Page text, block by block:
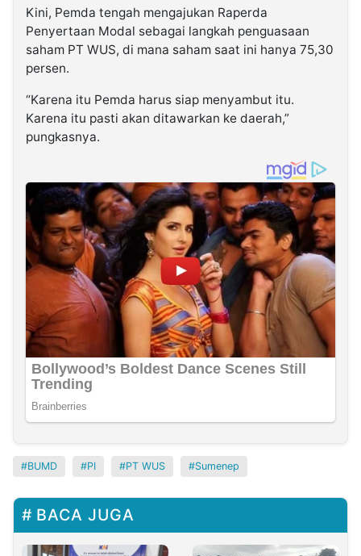
Kini, Pemda tengah mengajukan Raperda
Penyertaan Modal sebagai langkah penguasaan
saham PT WUS, di mana saham saat ini hanya 75,30
persen.
“Karena itu Pemda harus siap menyambut itu.
Karena itu pasti akan ditawarkan ke daerah,”
pungkasnya.
BUMD PI PT WUS Sumenep
BACA JUGA